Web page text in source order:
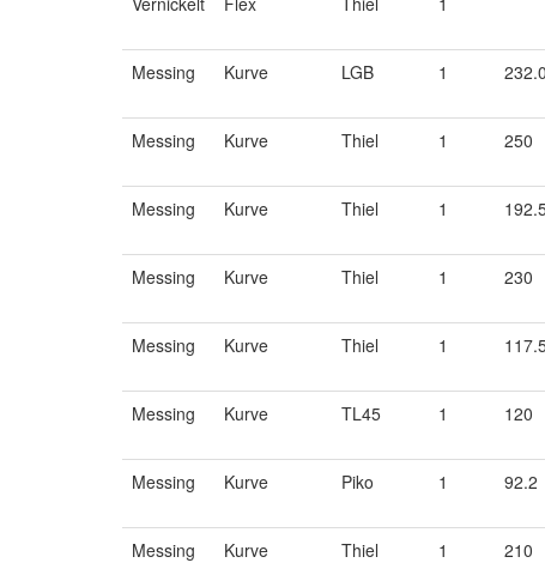
Messing Kurve LGB 1 232.0
Messing
Kurve Thiel 1 250
Messing Kurve Thiel 1
Messing Kurve Thiel 1 230
Messing Kurve Thiel 1
Messing Kurve TL45 1 120
Messing Kurve Piko 1 92.2
Messing Kurve Thiel 1 210